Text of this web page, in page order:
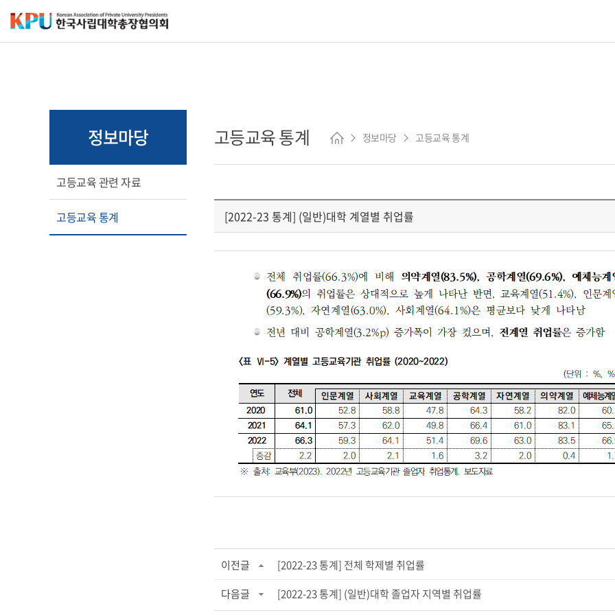
정보마당
고등교육 관련 자료
고등교육 통계
고등교육 통계 정보마당 고등교육 통계
[2022-23 통계] (일반)대학 계열별 취업률
이전글
[2022-23 통계] 전체 학제별 취업률
다음글
[2022-23 통계] (일반)대학 졸업자 지역별 취업률